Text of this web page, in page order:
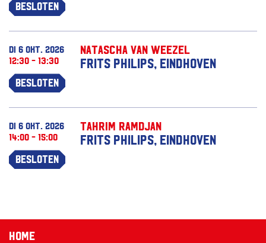
Besloten
Natascha van Weezel
Frits Philips, Eindhoven
di 6 okt. 2026
12:30 - 13:30
Besloten
Tahrim Ramdjan
Frits Philips, Eindhoven
di 6 okt. 2026
14:00 - 15:00
Besloten
Home